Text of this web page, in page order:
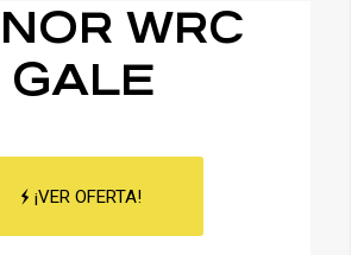
WRC
GALE
¡VER OFERTA!